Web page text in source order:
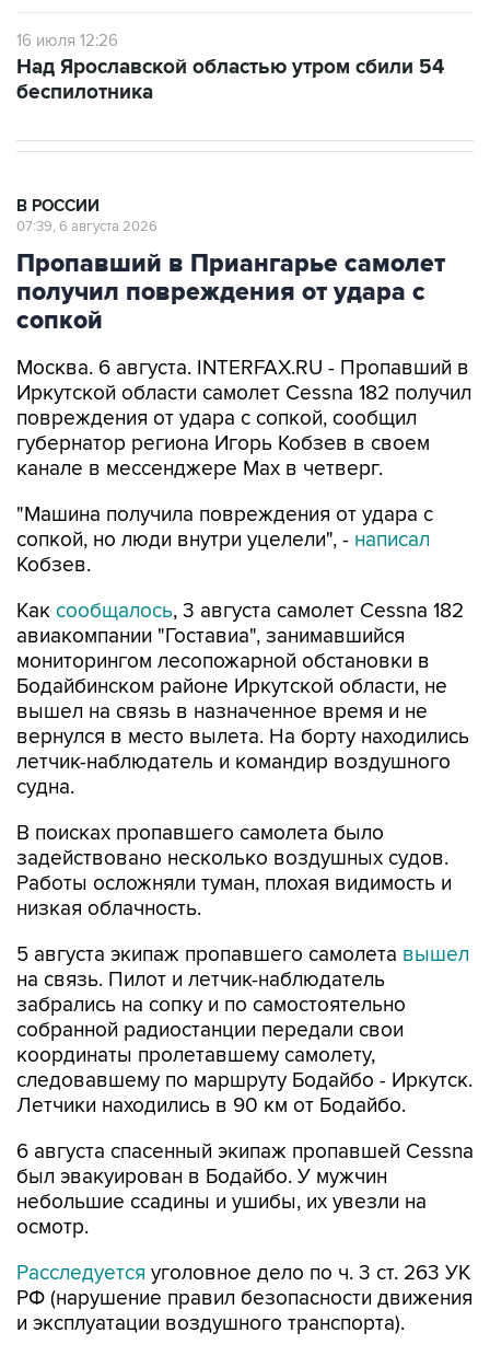
16 июля 12:26
Над Ярославской областью утром сбили 54
беспилотника
В РОССИИ
07:39, 6 августа 2026
Пропавший в Приангарье самолет
получил повреждения от удара с
сопкой
Москва. 6 августа. INTERFAX.RU - Пропавший в
Иркутской области самолет Cessna 182 получил
повреждения от удара с сопкой, сообщил
губернатор региона Игорь Кобзев в своем
канале в мессенджере Мах в четверг.
"Машина получила повреждения от удара с
сопкой, но люди внутри уцелели", - написал
Кобзев.
Как сообщалось, 3 августа самолет Cessna 182
авиакомпании "Гоставиа", занимавшийся
мониторингом лесопожарной обстановки в
Бодайбинском районе Иркутской области, не
вышел на связь в назначенное время и не
вернулся в место вылета. На борту находились
летчик-наблюдатель и командир воздушного
судна.
В поисках пропавшего самолета было
задействовано несколько воздушных судов.
Работы осложняли туман, плохая видимость и
низкая облачность.
5 августа экипаж пропавшего самолета вышел
на связь. Пилот и летчик-наблюдатель
забрались на сопку и по самостоятельно
собранной радиостанции передали свои
координаты пролетавшему самолету,
следовавшему по маршруту Бодайбо - Иркутск.
Летчики находились в 90 км от Бодайбо.
6 августа спасенный экипаж пропавшей Cessna
был эвакуирован в Бодайбо. У мужчин
небольшие ссадины и ушибы, их увезли на
осмотр.
Расследуется уголовное дело по ч. 3 ст. 263 УК
РФ (нарушение правил безопасности движения
и эксплуатации воздушного транспорта).